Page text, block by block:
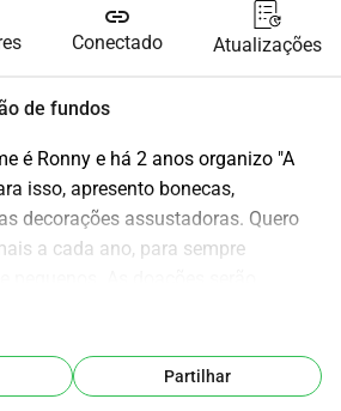
link
Conectado Atualizações
de fundos
é Ronny e há 2 anos organizo "A
isso, apresento bonecas,
decorações assustadoras. Quero
a cada ano, para sempre
itens: bonecas,
as bonecas) e doces. Cada
a passo, novos monstros para a
Partilhar